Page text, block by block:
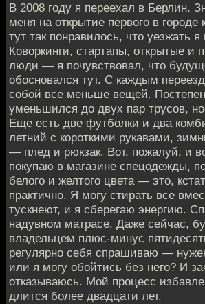
В 2008 году я переехал в Берлин.
меня на открытие первого в городе
тут так понравилось, что уезжать я
Коворкинги, стартапы, открытые и
люди — я почувствовал, что
обосновался тут. С каждым
собой все меньше вещей.
уменьшился до двух пар трусов,
Еще есть две футболки и два
летний с короткими рукавами,
— плед и рюкзак. Вот, пожалуй, и
покупаю в магазине спецодежды,
белого и желтого цвета — это,
практично. Я могу стирать все
тускнеют, и я сберегаю энергию.
надувном матрасе. Даже сейчас,
владельцем плюс-минус
регулярно себя спрашиваю —
или я могу обойтись без него? И
отказываюсь. Мой процесс
длится более двадцати лет.